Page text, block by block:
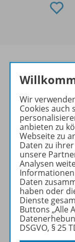
Wir
Cookies auch
anbieten zu
Webseite zu
Daten zu
unsere
Analysen
Daten
haben oder
Dienste
Buttons „Alle
DSGVO, § 25